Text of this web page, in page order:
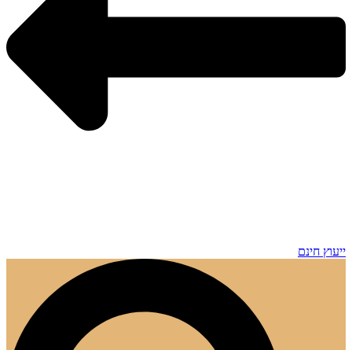
ייעוץ חינם